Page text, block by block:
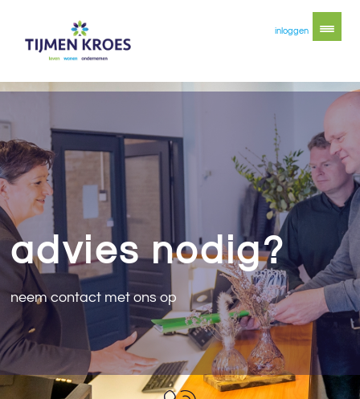
inloggen
advies nodig?
neem contact met ons op